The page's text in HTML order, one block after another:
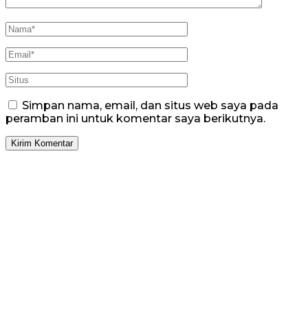
Simpan nama, email, dan situs web saya pada
peramban ini untuk komentar saya berikutnya.